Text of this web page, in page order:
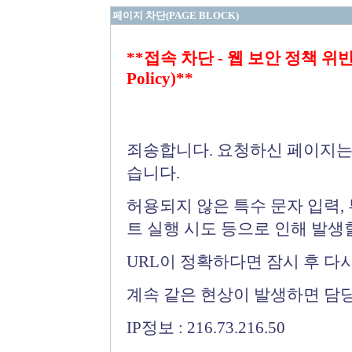
페이지 차단(PAGE BLOCK)
**접속 차단 - 웹 보안 정책 위
Policy)**
죄송합니다. 요청하신 페이지
습니다.
허용되지 않은 특수 문자 입력
트 실행 시도 등으로 인해 발생
URL이 정확하다면 잠시 후 다
계속 같은 현상이 발생하면 담
IP정보 : 216.73.216.50